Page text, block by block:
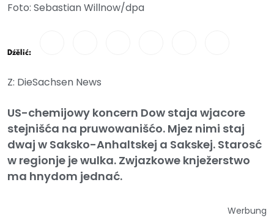
Foto: Sebastian Willnow/dpa
Dźělić:
Z: DieSachsen News
US-chemijowy koncern Dow staja wjacore
stejnišća na pruwowanišćo. Mjez nimi staj
dwaj w Saksko-Anhaltskej a Sakskej. Starosć
w regionje je wulka. Zwjazkowe knježerstwo
ma hnydom jednać.
Werbung